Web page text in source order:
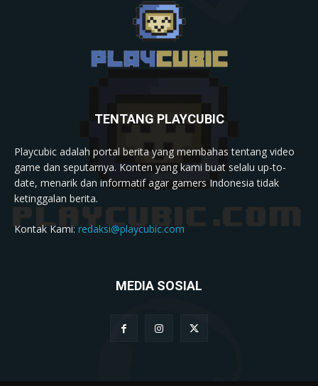
TENTANG PLAYCUBIC
Playcubic adalah portal berita yang membahas tentang video
game dan seputarnya. Konten yang kami buat selalu up-to-
date, menarik dan informatif agar gamers Indonesia tidak
ketinggalan berita.
Kontak Kami:redaksi@playcubic.com
MEDIA SOSIAL